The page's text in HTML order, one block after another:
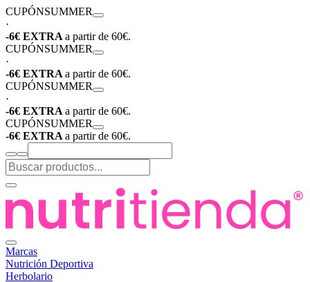
CUPÓNSUMMER
·
-6€ EXTRA a partir de 60€.
CUPÓNSUMMER
·
-6€ EXTRA a partir de 60€.
CUPÓNSUMMER
·
-6€ EXTRA a partir de 60€.
CUPÓNSUMMER
-6€ EXTRA a partir de 60€.
Marcas
Nutrición Deportiva
Herbolario